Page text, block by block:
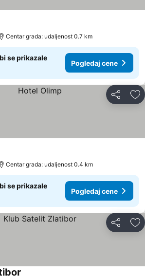
Centar grada: udaljenost 0.7 km
se prikazale
Pogledaj cene
Deli
Centar grada: udaljenost 0.4 km
se prikazale
Pogledaj cene
Deli